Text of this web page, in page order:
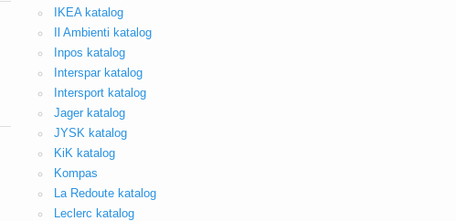
IKEA katalog
Il Ambienti katalog
Inpos katalog
Interspar katalog
Intersport katalog
Jager katalog
JYSK katalog
KiK katalog
Kompas
La Redoute katalog
Leclerc katalog